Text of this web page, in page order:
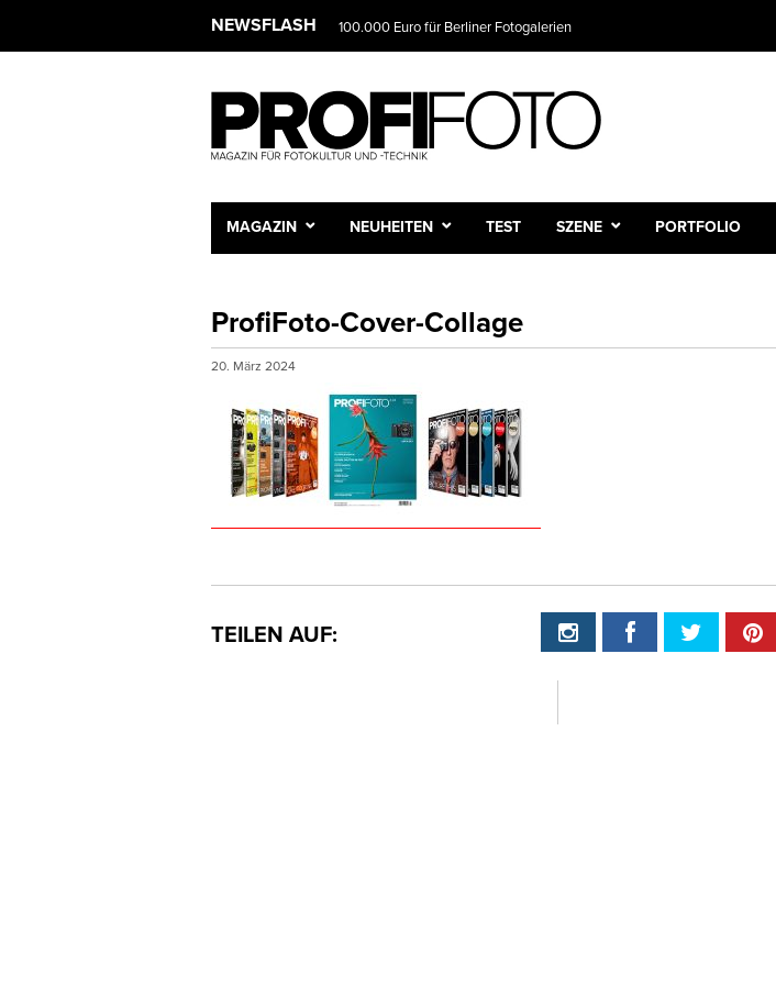
NEWSFLASH 100.000 Euro für Berliner Fotogalerien
MAGAZIN NEUHEITEN TEST SZENE PORTFOLIO
ProfiFoto-Cover-Collage
20. März 2024
TEILEN AUF: